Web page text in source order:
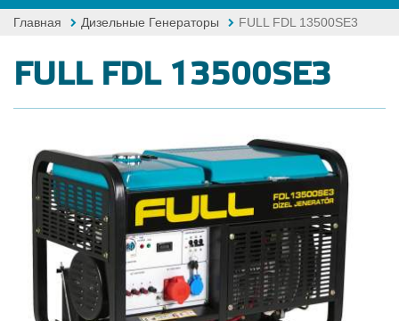
Главная Дизельные Генераторы FULL FDL 13500SE3
FULL FDL 13500SE3